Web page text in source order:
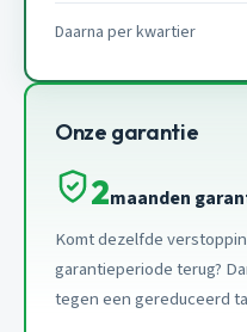
Daarna per kwartier
Onze garantie
2maanden
Komt dezelfde
garantieperiode terug?
tegen een gereduceerd